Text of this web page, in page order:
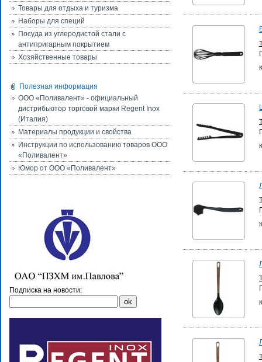
Товары для отдыха и туризма
Наборы для специй
Посуда из углеродистой стали с
антипригарным покрытием
Хозяйственные товары
Полезная информация
ООО «Поливалент» - официальный
дистрибьютор торговой марки Regent Inox
(Италия)
Материалы продукции и свойства
Инструкции по использованию товаров ООО
«Поливалент»
Юмор от ООО «Поливалент»
Подписка на новости: